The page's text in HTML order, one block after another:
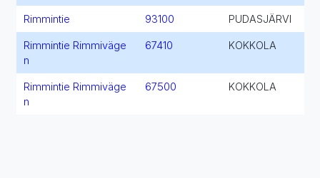
Rimmintie 93100 PUDASJÄRVI
Rimmintie Rimmiväge
n
67410 KOKKOLA
Rimmintie Rimmiväge
n
67500 KOKKOLA